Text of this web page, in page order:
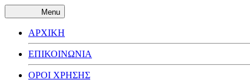
Menu
ΑΡΧΙΚΗ
ΕΠΙΚΟΙΝΩΝΙΑ
ΟΡΟΙ ΧΡΗΣΗΣ